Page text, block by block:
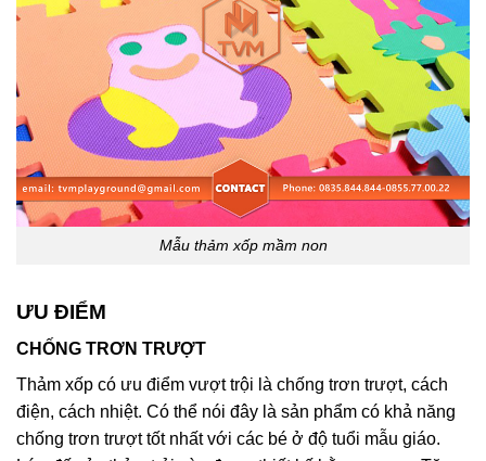
Mẫu thảm xốp mầm non
ƯU ĐIỂM
CHỐNG TRƠN TRƯỢT
Thảm xốp có ưu điểm vượt trội là chống trơn trượt, cách
điện, cách nhiệt. Có thể nói đây là sản phẩm có khả năng
chống trơn trượt tốt nhất với các bé ở độ tuổi mẫu giáo.